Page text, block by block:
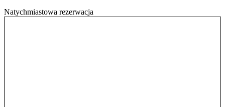
Natychmiastowa rezerwacja